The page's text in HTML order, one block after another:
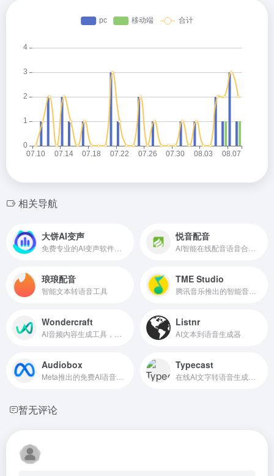
相关导航
大饼AI变声 悦音配音
琅琅配音
智能文本转语音工具
TME Studio
Wondercraft Listnr
AI文本到语音生成器
Audiobox Typecast
暂无评论